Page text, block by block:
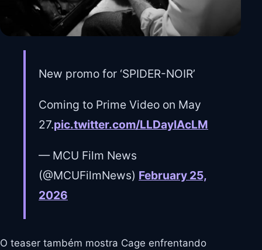
New promo for ‘SPIDER-NOIR’
Coming to Prime Video on May
27.pic.twitter.com/LLDayIAcLM
— MCU Film News
(@MCUFilmNews) February 25,
2026
O teaser também mostra Cage enfrentando